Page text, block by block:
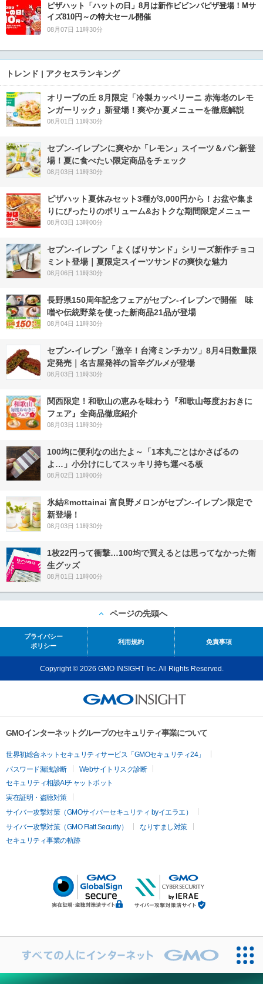
ピザハット「ハットの日」8月は新作ビビンバピザ登場！Mサ
イズ810円～の特大セール開催
08月07日 11時30分
トレンド | アクセスランキング
オリーブの丘 8月限定「冷製カッペリーニ 赤海老のレモ
ンガーリック」新登場！爽やか夏メニューを徹底解説
08月01日 11時30分
セブン‐イレブンに爽やか「レモン」スイーツ＆パン新登
場！夏に食べたい限定商品をチェック
08月03日 11時30分
ピザハット夏休みセット3種が3,000円から！お盆や集ま
りにぴったりのボリューム&おトクな期間限定メニュー
08月03日 13時00分
セブン‐イレブン「よくばりサンド」シリーズ新作チョコ
ミント登場｜夏限定スイーツサンドの爽快な魅力
08月06日 11時30分
長野県150周年記念フェアがセブン-イレブンで開催 味
噌や伝統野菜を使った新商品21品が登場
08月04日 11時30分
セブン-イレブン「激辛！台湾ミンチカツ」8月4日数量限
定発売｜名古屋発祥の旨辛グルメが登場
08月03日 11時30分
関西限定！和歌山の恵みを味わう『和歌山毎度おおきに
フェア』全商品徹底紹介
08月03日 11時30分
100均に便利なの出たよ～「1本丸ごとはかさばるの
よ…」小分けにしてスッキリ持ち運べる板
08月02日 11時00分
氷結®mottainai 富良野メロンがセブン‐イレブン限定で
新登場！
08月03日 11時30分
1枚22円って衝撃…100均で買えるとは思ってなかった衛
生グッズ
08月01日 11時00分
ページの先頭へ
プライバシー
ポリシー
利用規約 免責事項
Copyright © 2026 GMO INSIGHT Inc. All Rights Reserved.
GMOインターネットグループのセキュリティ事業について
世界初総合ネットセキュリティサービス「GMOセキュリティ24」
パスワード漏洩診断
Webサイトリスク診断
セキュリティ相談AIチャットボット
実在証明・盗聴対策
サイバー攻撃対策（GMOサイバーセキュリティ byイエラエ）
サイバー攻撃対策（GMO Flatt Security）
なりすまし対策
セキュリティ事業の軌跡